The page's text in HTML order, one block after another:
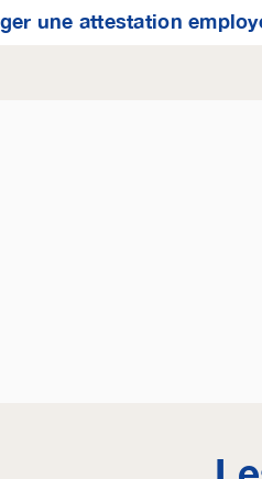
une attestation